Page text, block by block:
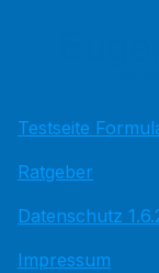
Testseite
Ratgeber
Datenschutz
Impressum